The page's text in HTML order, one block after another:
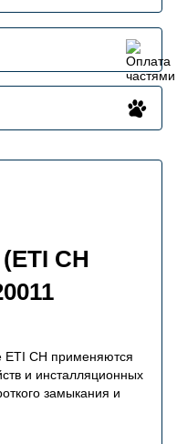
CH
ETI CH применяются
и инсталляционных
замыкания и